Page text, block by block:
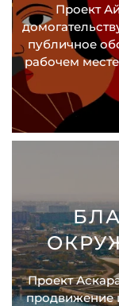
Проект
публичное
рабочем
Проект
продвижение